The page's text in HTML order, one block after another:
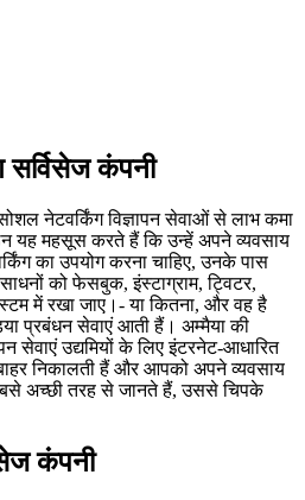
सर्विसेज कंपनी
नेटवर्किंग विज्ञापन सेवाओं से लाभ कमा
यह महसूस करते हैं कि उन्हें अपने व्यवसाय
का उपयोग करना चाहिए, उनके पास
को फेसबुक, इंस्टाग्राम, ट्विटर,
में रखा जाए।- या कितना, और वह है
प्रबंधन सेवाएं आती हैं। अम्मैया की
सेवाएं उद्यमियों के लिए इंटरनेट-आधारित
निकालती हैं और आपको अपने व्यवसाय
अच्छी तरह से जानते हैं, उससे चिपके
कंपनी